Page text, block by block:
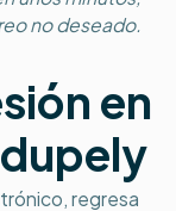
no deseado.
en
regresa